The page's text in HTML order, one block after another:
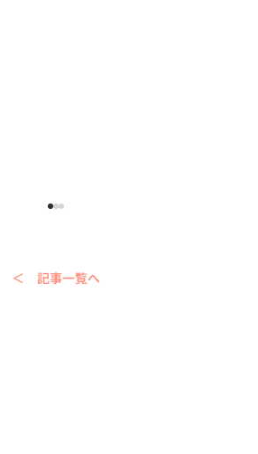
＜ 記事一覧へ